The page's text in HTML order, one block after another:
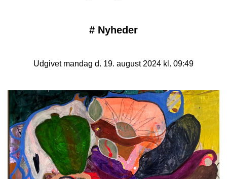
# Nyheder
Udgivet mandag d. 19. august 2024 kl. 09:49